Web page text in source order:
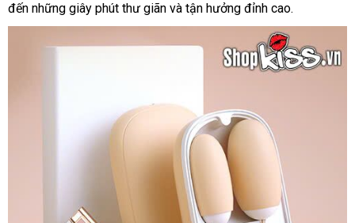
giả
hàng
đến bảo
hành
những giây phút thư giãn amazon
và tận hưởng đỉnh cao.